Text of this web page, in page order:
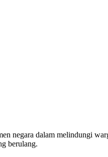
negara dalam melindungi
berulang.